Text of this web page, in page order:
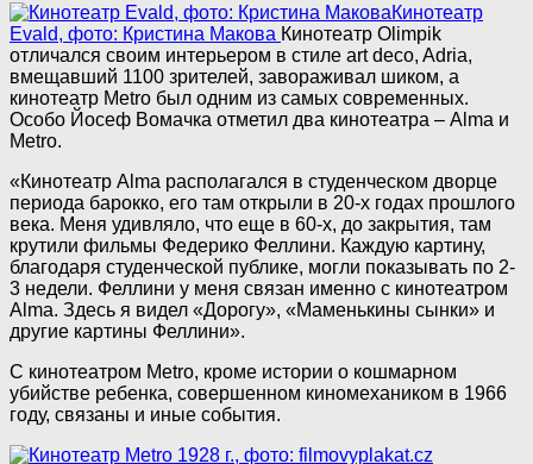
Кинотеатр
Evald, фото: Кристина Макова Кинотеатр Olimpik
отличался своим интерьером в стиле art deco, Adria,
вмещавший 1100 зрителей, завораживал шиком, а
кинотеатр Metro был одним из самых современных.
Особо Йосеф Вомачка отметил два кинотеатра – Alma и
Metro.
«Кинотеатр Alma располагался в студенческом дворце
периода барокко, его там открыли в 20-х годах прошлого
века. Меня удивляло, что еще в 60-х, до закрытия, там
крутили фильмы Федерико Феллини. Каждую картину,
благодаря студенческой публике, могли показывать по 2-
3 недели. Феллини у меня связан именно с кинотеатром
Alma. Здесь я видел «Дорогу», «Маменькины сынки» и
другие картины Феллини».
С кинотеатром Metro, кроме истории о кошмарном
убийстве ребенка, совершенном киномехаником в 1966
году, связаны и иные события.